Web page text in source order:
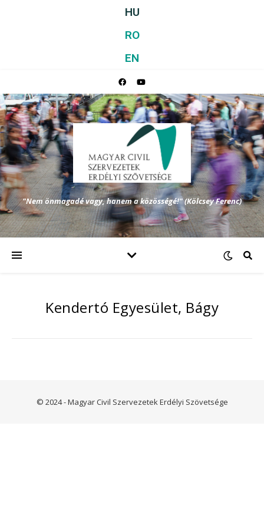
HU
RO
EN
"Nem önmagadé vagy, hanem a közösségé!" (Kölcsey Ferenc)
Kendertó Egyesület, Bágy
© 2024 - Magyar Civil Szervezetek Erdélyi Szövetsége